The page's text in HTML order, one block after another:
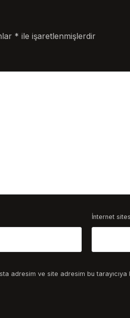
* ile işaretlenmişlerdir
İnternet
adresim ve site adresim bu tarayıcıya